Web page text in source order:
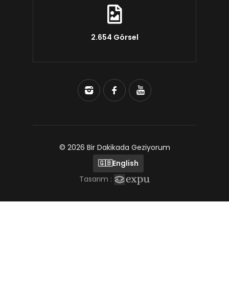
2.654 Görsel
© 2026 Bir Dakikada Geziyorum
🇬🇧English
Tasarım :